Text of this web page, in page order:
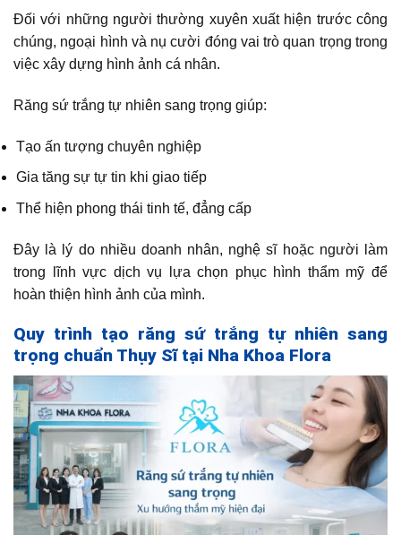
Đối với những người thường xuyên xuất hiện trước công
chúng, ngoại hình và nụ cười đóng vai trò quan trọng trong
việc xây dựng hình ảnh cá nhân.
Răng sứ trắng tự nhiên sang trọng giúp:
Tạo ấn tượng chuyên nghiệp
Gia tăng sự tự tin khi giao tiếp
Thể hiện phong thái tinh tế, đẳng cấp
Đây là lý do nhiều doanh nhân, nghệ sĩ hoặc người làm
trong lĩnh vực dịch vụ lựa chọn phục hình thẩm mỹ để
hoàn thiện hình ảnh của mình.
Quy trình tạo răng sứ trắng tự nhiên sang
trọng chuẩn Thụy Sĩ tại Nha Khoa Flora